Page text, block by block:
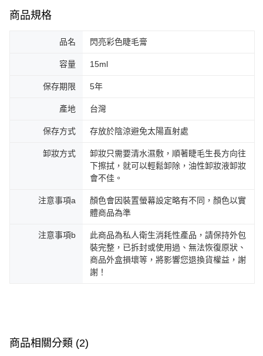
商品規格
品名 閃亮彩色睫毛膏
容量 15ml
保存期限 5年
產地 台灣
保存方式 存放於陰涼避免太陽直射處
卸妝方式
卸妝只需要清水濕敷，順著睫毛生長方向往
下擦拭，就可以輕鬆卸除，油性卸妝液卸妝
會不佳。
注意事項a
顏色會因裝置螢幕設定略有不同，顏色以實
體商品為準
注意事項b
此商品為私人衛生消耗性產品，請保持外包
裝完整，已拆封或使用過、無法恢復原狀、
商品外盒損壞等，將影響您退換貨權益，謝
謝！
商品相關分類 (2)